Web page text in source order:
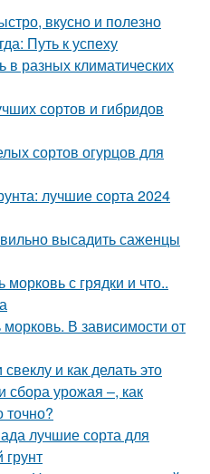
вкусно и полезно
Путь к успеху
в разных климатических
сортов и гибридов
сортов огурцов для
лучшие сорта 2024
высадить саженцы
морковь с грядки и что..
морковь. В зависимости от
и как делать это
сбора урожая –, как
точно?
лучшие сорта для
грунт